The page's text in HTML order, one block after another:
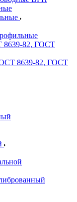
8639-82, ГОСТ
8639-82, ГОСТ